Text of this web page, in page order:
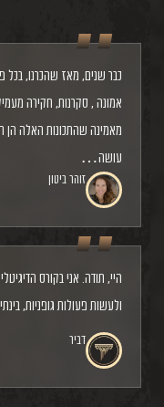
כבר שנים, מאז שהכרנו, בכל
אמונה , סקרנות, חקירה
מאמינה שהתכונות האלה הן
עושה…
זוהר ביטון
היי, תודה. אני בקורס
ולעשות פעולות גופניות,
דביר